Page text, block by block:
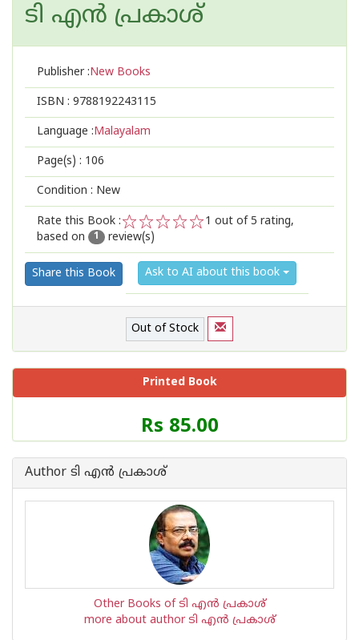
ടി എന്‍ പ്രകാശ്
Publisher :New Books
ISBN : 9788192243115
Language :Malayalam
Page(s) : 106
Condition : New
Rate this Book :
2
1
1 out of 5 rating,
based on
1 review(s)
Share this Book Ask to AI about this book
Out of Stock
Printed Book
Price
of
Book
Rs 85.00
Author ടി എന്‍ പ്രകാശ്
Other Books of ടി എന്‍ പ്രകാശ്
more about author ടി എന്‍ പ്രകാശ്